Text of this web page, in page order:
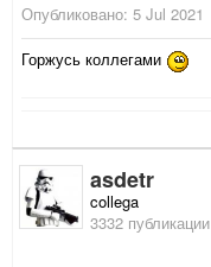
Опубликовано: 5 Jul 2021
Горжусь коллегами
asdetr
collega
3332 публикации